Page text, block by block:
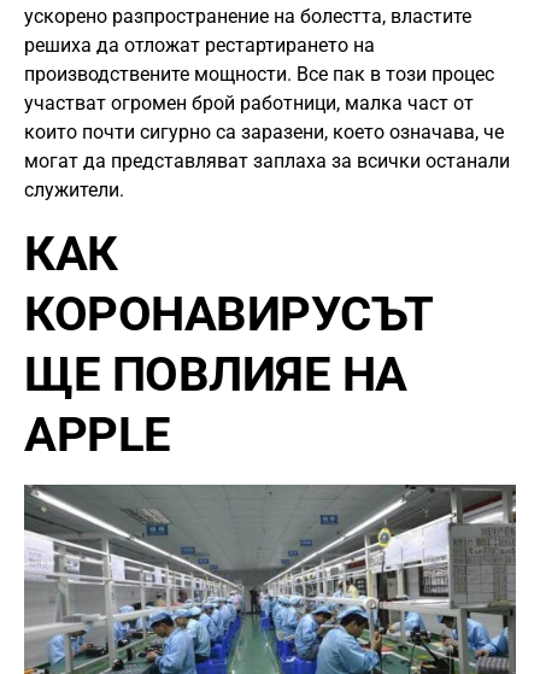
ускорено разпространение на болестта, властите
решиха да отложат рестартирането на
производствените мощности. Все пак в този процес
участват огромен брой рaботници, малка част от
които почти сигурно са заразени, което означава, че
могат да представляват заплаха за всички останали
служители.
КАК
КОРОНАВИРУСЪТ
ЩЕ ПОВЛИЯЕ НА
APPLE